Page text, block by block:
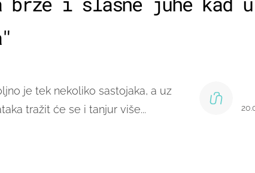
je tek nekoliko sastojaka, a uz
tražit će se i tanjur više...